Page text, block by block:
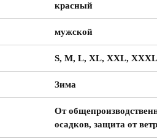
красный
мужской
S, M, L, XL, XXL,
Зима
От
осадков, защита от